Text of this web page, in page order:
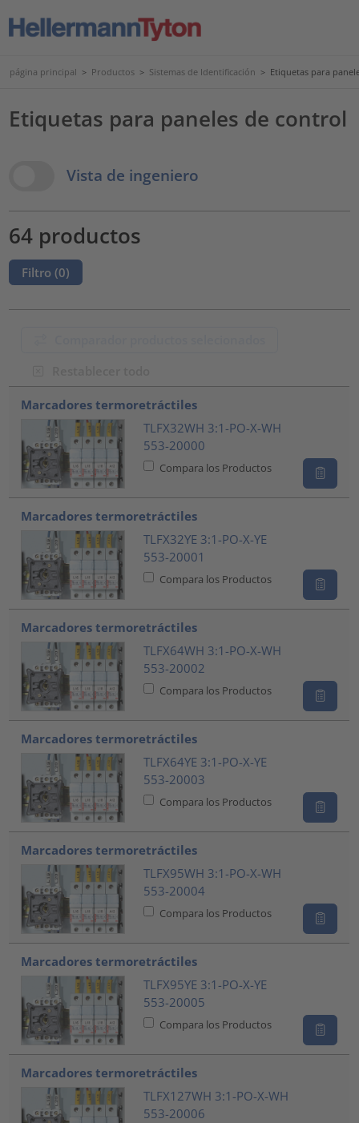
página principal > Productos > Sistemas de Identificación > Etiquetas para
Etiquetas para paneles de control
View OptionsVista de ingeniero
64 productos
Filtro (0)
Marcadores termoretráctiles
TLFX32WH 3:1-PO-X-WH
553-20000
Compara los Productos
Marcadores termoretráctiles
TLFX32YE 3:1-PO-X-YE
553-20001
Compara los Productos
Marcadores termoretráctiles
TLFX64WH 3:1-PO-X-WH
553-20002
Compara los Productos
Marcadores termoretráctiles
TLFX64YE 3:1-PO-X-YE
553-20003
Compara los Productos
Marcadores termoretráctiles
TLFX95WH 3:1-PO-X-WH
553-20004
Compara los Productos
Marcadores termoretráctiles
TLFX95YE 3:1-PO-X-YE
553-20005
Compara los Productos
Marcadores termoretráctiles
TLFX127WH 3:1-PO-X-WH
553-20006